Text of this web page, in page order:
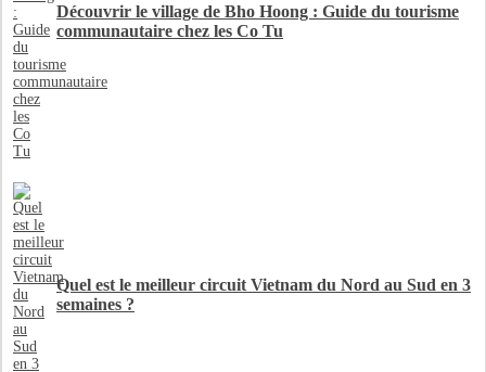
Découvrir le village de Bho Hoong : Guide du tourisme
communautaire chez les Co Tu
Quel est le meilleur circuit Vietnam du Nord au Sud en 3
semaines ?